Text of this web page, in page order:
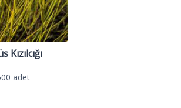
Kızılcığı
adet